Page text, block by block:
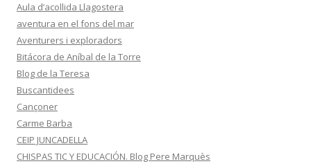
Aula d’acollida Llagostera
aventura en el fons del mar
Aventurers i exploradors
Bitácora de Aníbal de la Torre
Blog de la Teresa
Buscantidees
Cançoner
Carme Barba
CEIP JUNCADELLA
CHISPAS TIC Y EDUCACIÓN. Blog Pere Marquès